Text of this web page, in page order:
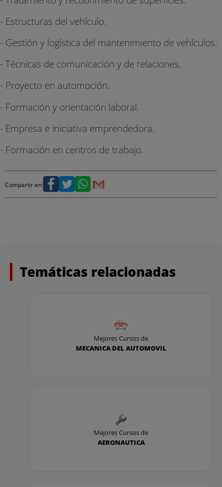
- Estructuras del vehículo.
- Gestión y logística del mantenimiento de vehículos.
- Técnicas de comunicación y de relaciones.
- Proyecto en automoción.
- Formación y orientación laboral.
- Empresa e iniciativa emprendedora.
- Formación en centros de trabajo.
Compartir en:
Temáticas relacionadas
Mejores Cursos de
MECANICA DEL AUTOMOVIL
Mejores Cursos de
AERONAUTICA